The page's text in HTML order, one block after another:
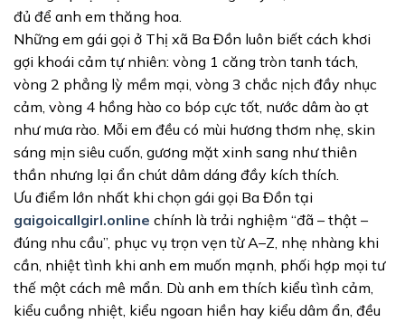
đủ để anh em thăng hoa.
Những em gái gọi ở Thị xã Ba Đồn luôn biết cách khơi
gợi khoái cảm tự nhiên: vòng 1 căng tròn tanh tách,
vòng 2 phẳng lỳ mềm mại, vòng 3 chắc nịch đầy nhục
cảm, vòng 4 hồng hào co bóp cực tốt, nước dâm ào ạt
như mưa rào. Mỗi em đều có mùi hương thơm nhẹ, skin
sáng mịn siêu cuốn, gương mặt xinh sang như thiên
thần nhưng lại ẩn chút dâm dáng đầy kích thích.
Ưu điểm lớn nhất khi chọn gái gọi Ba Đồn tại
gaigoicallgirl.online chính là trải nghiệm “đã – thật –
đúng nhu cầu”, phục vụ trọn vẹn từ A–Z, nhẹ nhàng khi
cần, nhiệt tình khi anh em muốn mạnh, phối hợp mọi tư
thế một cách mê mẩn. Dù anh em thích kiểu tình cảm,
kiểu cuồng nhiệt, kiểu ngoan hiền hay kiểu dâm ẩn, đều